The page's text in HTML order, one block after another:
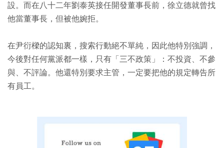
設。而在八十二年劉泰英接任開發董事長前，徐立德就曾找
他當董事長，但被他婉拒。
在尹衍樑的認知裏，搜索行動絕不單純，因此他特別強調，
今後對任何黨派都一樣，只有「三不政策」：不投資、不參
與、不評論。他還特別要求主管，一定要把他的規定轉告所
有員工。